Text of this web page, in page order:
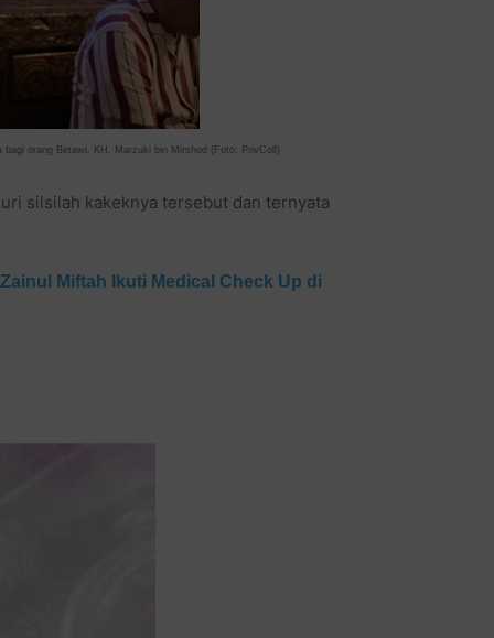
orang Betawi, KH. Marzuki bin Mirshod (Foto: PrivColl)
silsilah kakeknya tersebut dan ternyata
Miftah Ikuti Medical Check Up di